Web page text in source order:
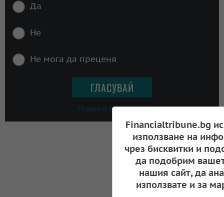
Да
Не
Не мога да преценя
Покажи резултати
Financialtribune.bg
използване на
чрез бисквитки и
да подобрим
нашия сайт, да
използвате и за